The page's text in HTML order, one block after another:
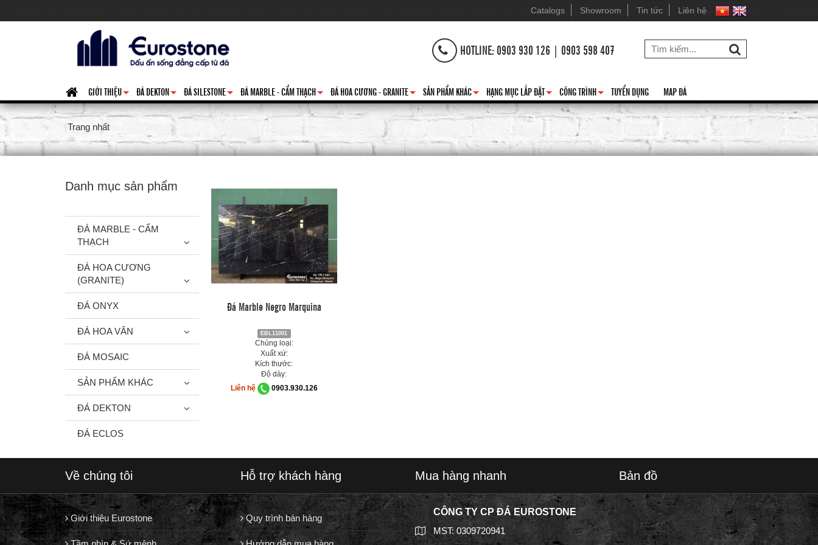
Catalogs Showroom Tin tức Liên hệ
HOTLINE: 0903 930 126 | 0903 598 407
+
GIỚI THIỆU
+
ĐÁ DEKTON
+
ĐÁ SILESTONE
+
ĐÁ MARBLE - CẨM THẠCH
+
ĐÁ HOA CƯƠNG - GRANITE
+
SẢN PHẨM KHÁC
+
HẠNG MỤC LẮP ĐẶT
+
CÔNG TRÌNH TUYỂN DỤNG MAP ĐÁ
Trang nhất
Đá Marble Negro Marquina
EBL11001
Chủng loại:
Xuất xứ:
Kích thước:
Độ dày:
Liên hệ
0903.930.126
Danh mục sản phẩm
ĐÁ MARBLE - CẨM
THẠCH
ĐÁ HOA CƯƠNG
(GRANITE)
ĐÁ ONYX
ĐÁ HOA VĂN
ĐÁ MOSAIC
SẢN PHẨM KHÁC
ĐÁ DEKTON
ĐÁ ECLOS
Về chúng tôi
Giới thiệu Eurostone
Hỗ trợ khách hàng
Quy trình bán hàng
Mua hàng nhanh
CÔNG TY CP ĐÁ EUROSTONE
MST: 0309720941
Bản đồ